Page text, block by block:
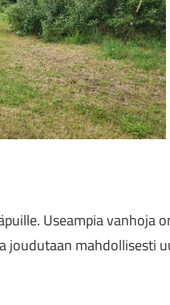
Useampia vanhoja
joudutaan mahdollisesti